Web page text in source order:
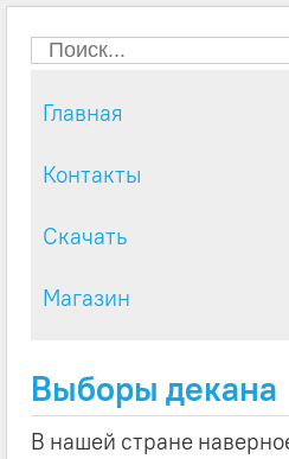
Главная
Контакты
Скачать
Магазин
Выборы декана
В нашей стране